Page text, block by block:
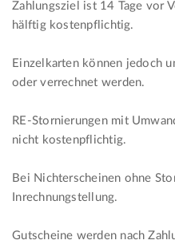
Zahlungsziel ist 14 Tage vor
hälftig kostenpflichtig.
Einzelkarten können jedoch
oder verrechnet werden.
RE-Stornierungen mit
nicht kostenpflichtig.
Bei Nichterscheinen ohne
Inrechnungstellung.
Gutscheine werden nach